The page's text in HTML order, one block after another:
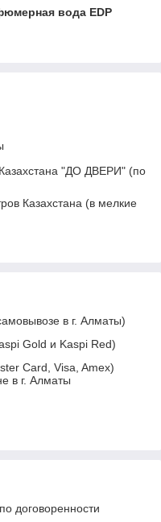
вода EDP
"ДО ДВЕРИ" (по
Казахстана (в мелкие
в г. Алматы)
Gold и Kaspi Red)
Card, Visa, Amex)
в г. Алматы
договоренности